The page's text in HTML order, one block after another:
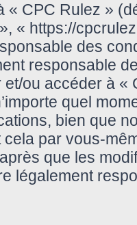
« CPC Rulez »
« https://
des
responsable
et/ou accéder à
quel
bien que
cela par vous-
que les
légalement